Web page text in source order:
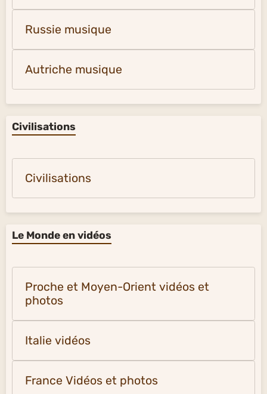
Russie musique
Autriche musique
Civilisations
Civilisations
Le Monde en vidéos
Proche et Moyen-Orient vidéos et
photos
Italie vidéos
France Vidéos et photos